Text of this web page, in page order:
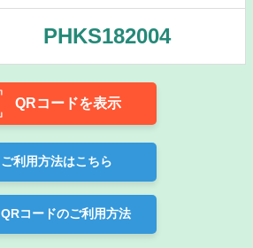
PHKS182004
QRコードを表示
ご利用方法はこちら
QRコードのご利用方法